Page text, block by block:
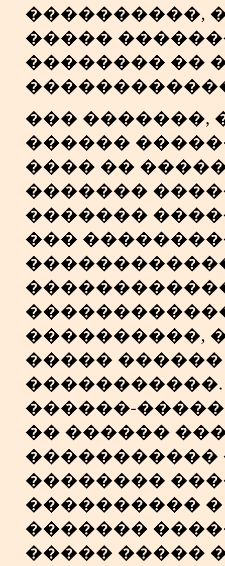
����������,
�����
�������� ��
��� �������,
������
���� ��
�������
�������
���
����������,
�����
������-
�� ������
�����������
��������
����������
�������
����� �����